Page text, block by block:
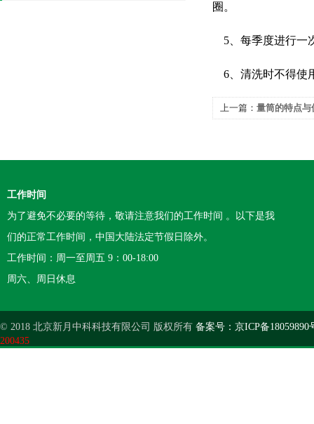
圈。
5、每季度进行一
6、清洗时不得使
上一篇： 量筒的特点与
工作时间
为了避免不必要的等待，敬请注意我们的工作时间 。以下是我
们的正常工作时间，中国大陆法定节假日除外。
工作时间：周一至周五 9：00-18:00
周六、周日休息
© 2018 北京新月中科科技有限公司 版权所有 备案号：京ICP备18059890
200435